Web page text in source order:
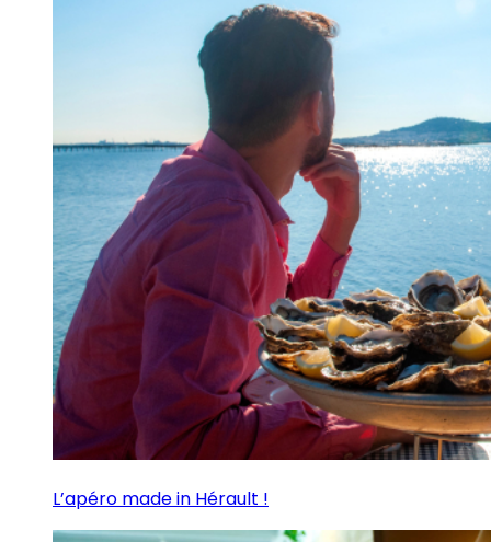
L’apéro made in Hérault !